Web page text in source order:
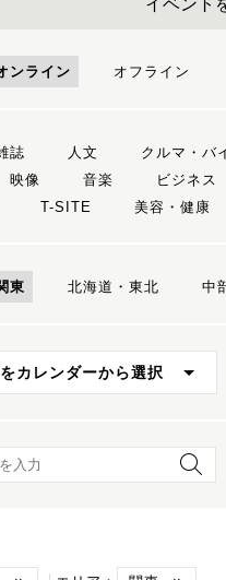
イベント
ンライン オフライン
誌 人文 クルマ・バ
映像 音楽 ビジネス
T-SITE 美容・健康
東 北海道・東北 中
カレンダーから選択
索